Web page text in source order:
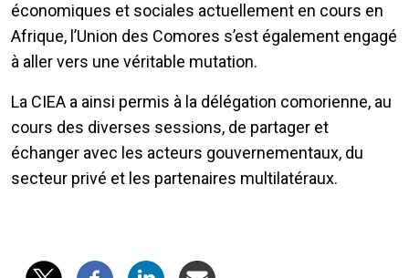
économiques et sociales actuellement en cours en
Afrique, l’Union des Comores s’est également engagé
à aller vers une véritable mutation.
La CIEA a ainsi permis à la délégation comorienne, au
cours des diverses sessions, de partager et
échanger avec les acteurs gouvernementaux, du
secteur privé et les partenaires multilatéraux.